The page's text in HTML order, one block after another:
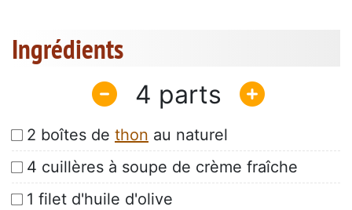
Ingrédients
4
2 boîtes de thon au naturel
4 cuillères à soupe de crème fraîche
1 filet d'huile d'olive